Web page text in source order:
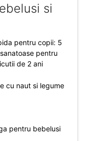
si
pentru copii: 5
pentru
de 2 ani
cu naut si legume
pentru bebelusi